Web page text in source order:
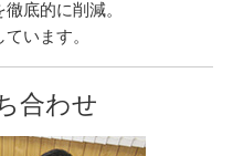
底的に削減。
います。
合わせ